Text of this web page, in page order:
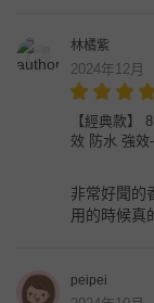
林橘紫
2024年12月
【經典款】
效 防水 強效-
非常好聞的
用的時候真
peipei